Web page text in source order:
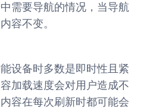
需要导航的情况，当导航
容不变。
设备时多数是即时性且紧
加载速度会对用户造成不
容在每次刷新时都可能会